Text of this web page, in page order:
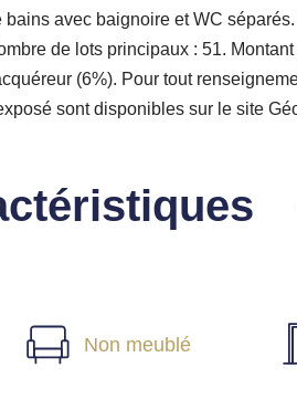
avec baignoire et WC
de lots principaux : 51.
(6%). Pour tout
sont disponibles sur le site
Non meublé